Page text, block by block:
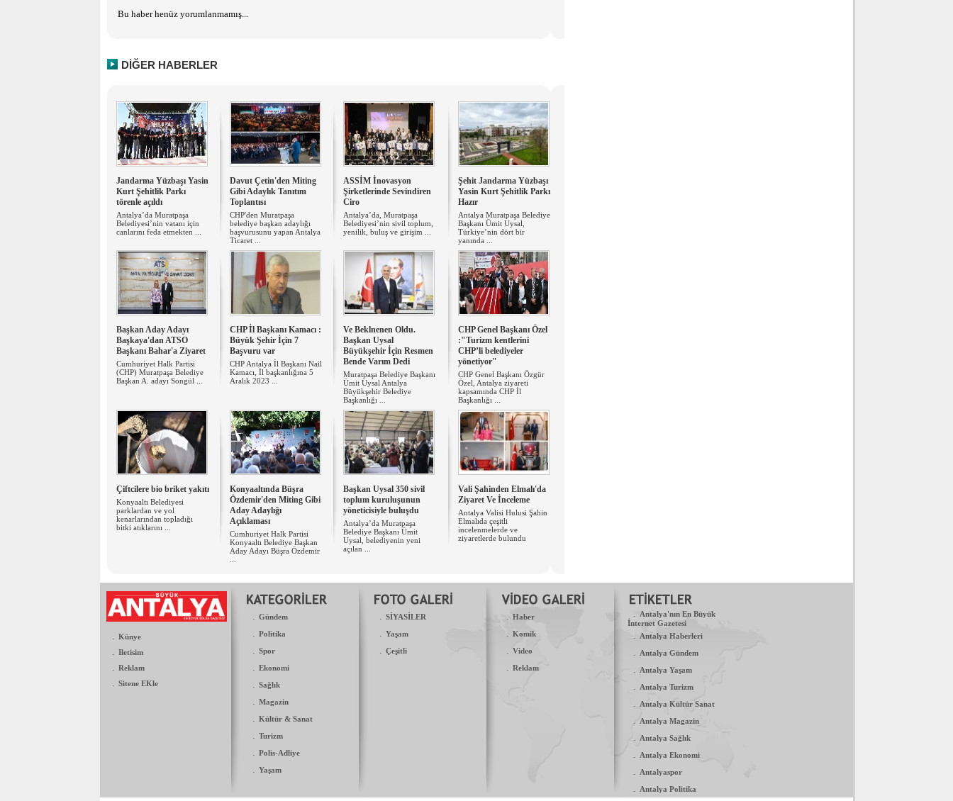
Bu haber henüz yorumlanmamış...
DİĞER HABERLER
Jandarma Yüzbaşı Yasin
Kurt Şehitlik Parkı
törenle açıldı
Antalya’da Muratpaşa
Belediyesi’nin vatanı için
canlarını feda etmekten ...
Davut Çetin'den Miting
Gibi Adaylık Tanıtım
Toplantısı
CHP'den Muratpaşa
belediye başkan adaylığı
başvurusunu yapan Antalya
Ticaret ...
ASSİM İnovasyon
Şirketlerinde Sevindiren
Ciro
Antalya’da, Muratpaşa
Belediyesi’nin sivil toplum,
yenilik, buluş ve girişim ...
Şehit Jandarma Yüzbaşı
Yasin Kurt Şehitlik Parkı
Hazır
Antalya Muratpaşa Belediye
Başkanı Ümit Uysal,
Türkiye’nin dört bir
yanında ...
Başkan Aday Adayı
Başkaya'dan ATSO
Başkanı Bahar'a Ziyaret
Cumhuriyet Halk Partisi
(CHP) Muratpaşa Belediye
Başkan A. adayı Songül ...
CHP İl Başkanı Kamacı :
Büyük Şehir İçin 7
Başvuru var
​CHP Antalya İl Başkanı Nail
Kamacı, İl başkanlığına 5
Aralık 2023 ...
Ve Beklnenen Oldu.
Başkan Uysal
Büyükşehir İçin Resmen
Bende Varım Dedi
Muratpaşa Belediye Başkanı
Ümit Uysal Antalya
Büyükşehir Belediye
Başkanlığı ...
CHP Genel Başkanı Özel
:"Turizm kentlerini
CHP’li belediyeler
yönetiyor"
CHP Genel Başkanı Özgür
Özel, Antalya ziyareti
kapsamında CHP İl
Başkanlığı ...
Çiftcilere bio briket yakıtı
Konyaaltı Belediyesi
parklardan ve yol
kenarlarından topladığı
bitki atıklarını ...
Konyaaltında Büşra
Özdemir'den Miting Gibi
Aday Adaylığı
Açıklaması
Cumhuriyet Halk Partisi
Konyaaltı Belediye Başkan
Aday Adayı Büşra Özdemir
Başkan Uysal 350 sivil
toplum kuruluşunun
yöneticisiyle buluşdu
Antalya’da Muratpaşa
Belediye Başkanı Ümit
Uysal, belediyenin yeni
açılan ...
Vali Şahinden Elmalı'da
Ziyaret Ve İnceleme
Antalya Valisi Hulusi Şahin
Elmalıda çeşitli
incelenmelerde ve
ziyaretlerde bulundu
. Künye
. Iletisim
. Reklam
. Sitene EKle
. Gündem
. Politika
. Spor
. Ekonomi
. Sağlık
. Magazin
. Kültür & Sanat
. Turizm
. Polis-Adliye
. Yaşam
. SİYASİLER
. Yaşam
. Çeşitli
. Haber
. Komik
. Video
. Reklam
. Antalya'nın En Büyük
İnternet Gazetesi
. Antalya Haberleri
. Antalya Gündem
. Antalya Yaşam
. Antalya Turizm
. Antalya Kültür Sanat
. Antalya Magazin
. Antalya Sağlık
. Antalya Ekonomi
. Antalyaspor
. Antalya Politika